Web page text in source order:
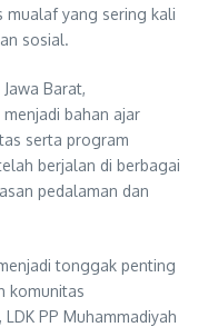
mualaf yang sering kali
sosial.
Barat,
bahan ajar
serta program
berjalan di berbagai
pedalaman dan
tonggak penting
komunitas
PP Muhammadiyah